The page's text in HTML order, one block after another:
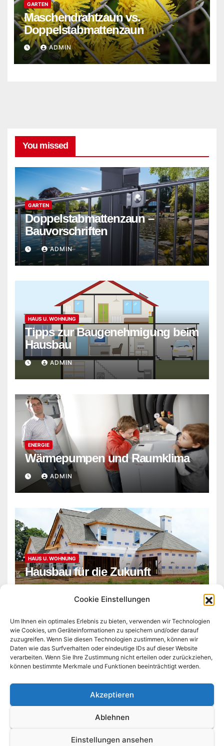
Cookie Einstellungen
Um Ihnen ein optimales Erlebnis zu bieten, verwenden wir Technologien
wie Cookies, um Geräteinformationen zu speichern und/oder darauf
zuzugreifen. Wenn Sie diesen Technologien zustimmen, können wir
Daten wie das Surfverhalten oder eindeutige IDs auf dieser Website
verarbeiten. Wenn Sie Ihre Zustimmung nicht erteilen oder zurückziehen,
können bestimmte Merkmale und Funktionen beeinträchtigt werden.
Akzeptieren
Ablehnen
Einstellungen ansehen
GARTEN
Maschendrahtzaun vs.
Doppelstabmattenzaun
ADMIN
You missed
GARTEN
Doppelstabmattenzaun –
Bauvorschriften
ADMIN
HAUS U. WOHNUNG
Tipps zur Baugenehmigung beim
Hausbau
ADMIN
ENERGIE
Wärmepumpen und Raumklima
ADMIN
HAUS U. WOHNUNG
Hausbau für die Zukunft
derkleinebesserwisser.de
Stolz präsentiert von WordPress|